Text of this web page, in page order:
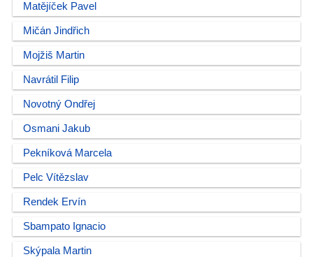
Matějíček Pavel
Mičán Jindřich
Mojžiš Martin
Navrátil Filip
Novotný Ondřej
Osmani Jakub
Pekníková Marcela
Pelc Vítězslav
Rendek Ervín
Sbampato Ignacio
Skýpala Martin